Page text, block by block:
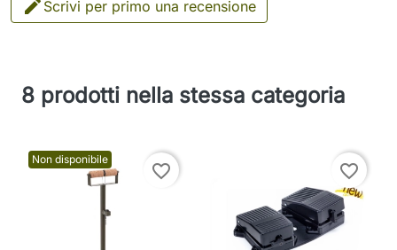
 Scrivi per primo una recensione
8 prodotti nella stessa categoria
Non disponibile
favorite_border favorite_border